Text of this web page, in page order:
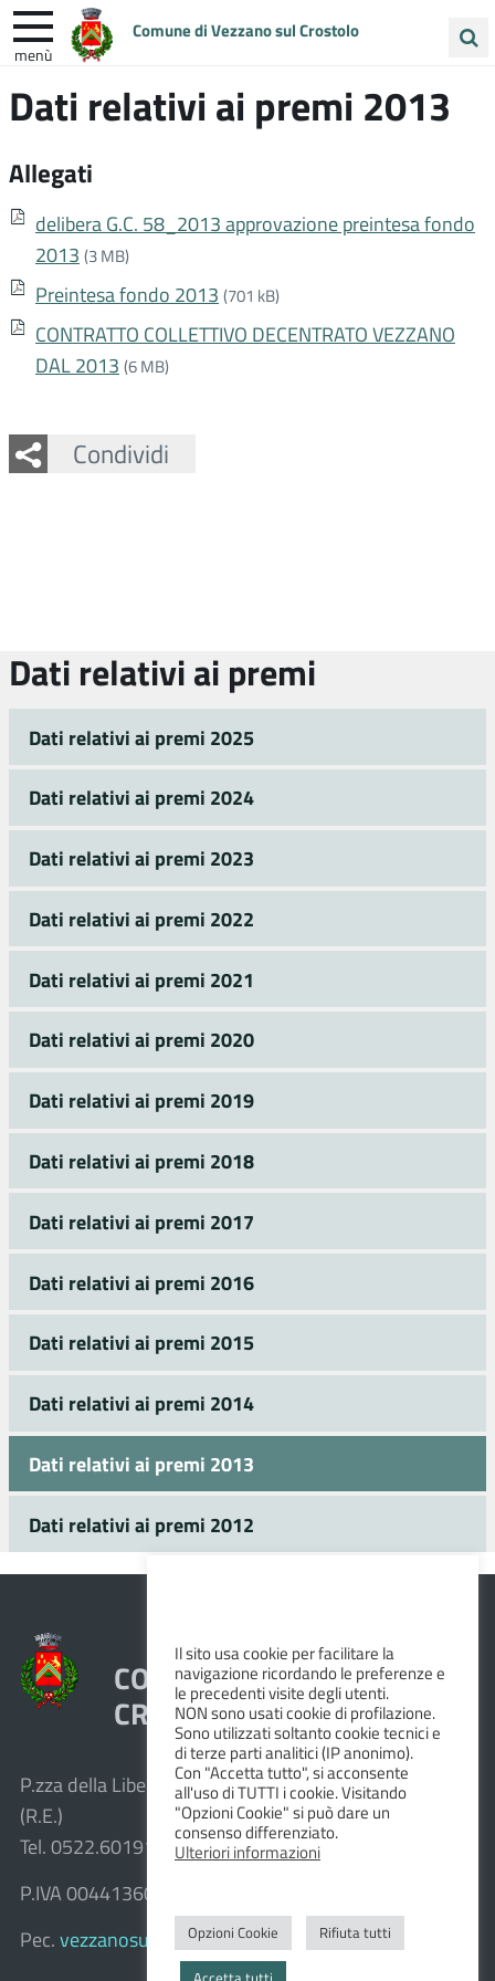
Comune di Vezzano sul Crostolo
menù
nel
ENTRA IN COMUNE VIVI VEZZANO
Dati relativi ai premi 2013
Allegati
delibera G.C. 58_2013 approvazione preintesa fondo
2013 (3 MB)
Preintesa fondo 2013 (701 kB)
CONTRATTO COLLETTIVO DECENTRATO VEZZANO
DAL 2013 (6 MB)
Condividi
Facebook
Twitter
Whatsapp
Dati relativi ai premi
Dati relativi ai premi 2025
Dati relativi ai premi 2024
Dati relativi ai premi 2023
Dati relativi ai premi 2022
Dati relativi ai premi 2021
Dati relativi ai premi 2020
Dati relativi ai premi 2019
Dati relativi ai premi 2018
Dati relativi ai premi 2017
Dati relativi ai premi 2016
Dati relativi ai premi 2015
Dati relativi ai premi 2014
Dati relativi ai premi 2013
Dati relativi ai premi 2012
COMUNE DI VEZZANO SUL
CROSTOLO
P.zza della Libertà, 1 – 42030 Vezzano sul Crostolo
(R.E.)
Tel. 0522.601911 – Fax 0522.601947
P.IVA 00441360351
Pec. vezzanosulcrostolo@cert.provincia.re.it
Il sito usa cookie per facilitare la
navigazione ricordando le preferenze e
le precedenti visite degli utenti.
NON sono usati cookie di profilazione.
Sono utilizzati soltanto cookie tecnici e
di terze parti analitici (IP anonimo).
Con "Accetta tutto", si acconsente
all'uso di TUTTI i cookie. Visitando
"Opzioni Cookie" si può dare un
consenso differenziato.
Ulteriori informazioni
Opzioni Cookie Rifiuta tutti